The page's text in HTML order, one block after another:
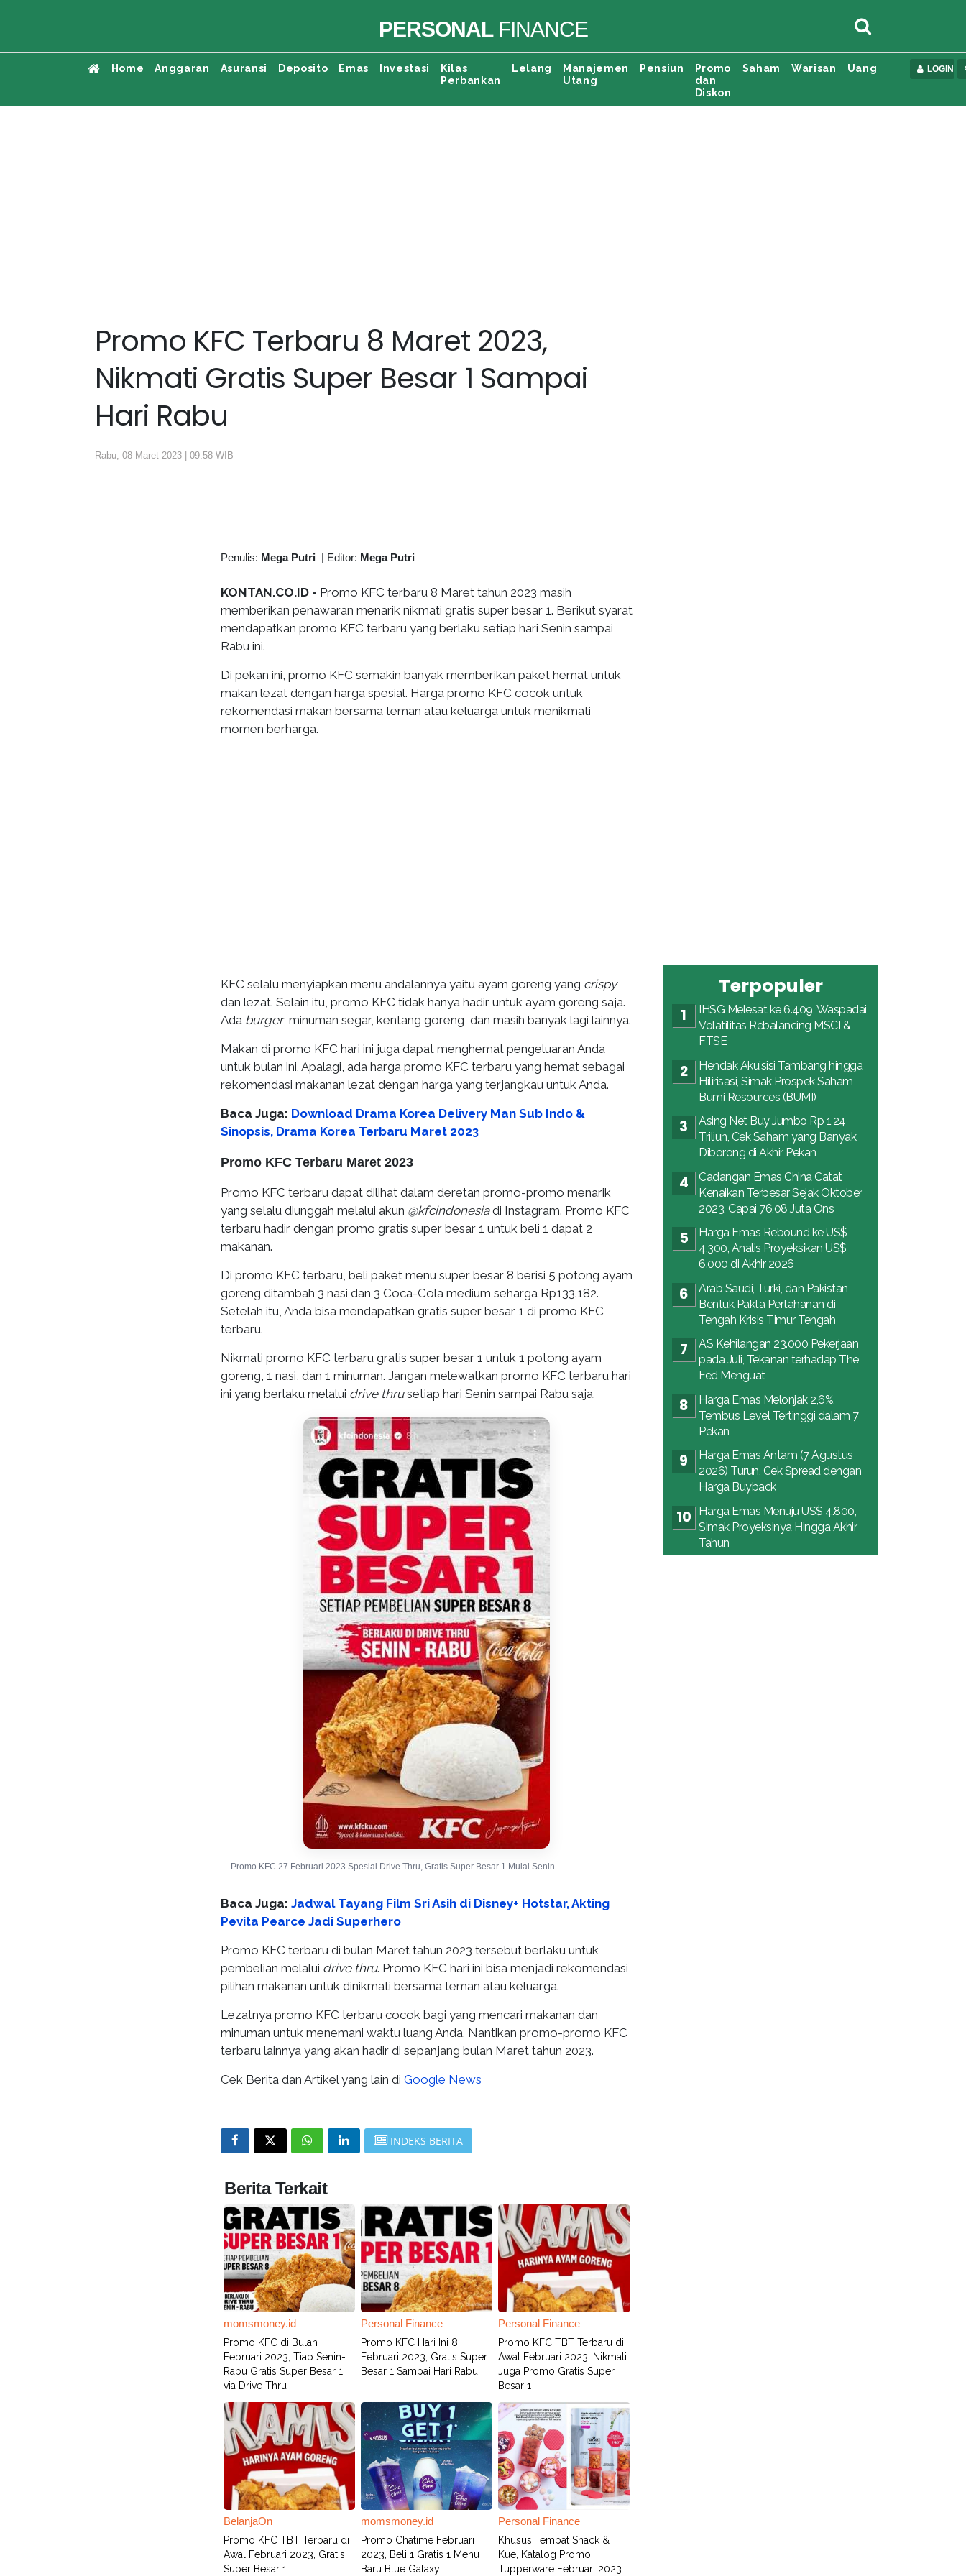
PERSONALFINANCE
Home Anggaran Asuransi Deposito Emas Investasi
Kilas
Perbankan
Lelang
Manajemen
Utang
Pensiun
Promo
dan
Diskon
Saham Warisan Uang LOGIN
Promo KFC Terbaru 8 Maret 2023,
Nikmati Gratis Super Besar 1 Sampai
Hari Rabu
Rabu, 08 Maret 2023 | 09:58 WIB
Penulis: Mega Putri | Editor: Mega Putri
KONTAN.CO.ID - Promo KFC terbaru 8 Maret tahun 2023 masih
memberikan penawaran menarik nikmati gratis super besar 1. Berikut syarat
mendapatkan promo KFC terbaru yang berlaku setiap hari Senin sampai
Rabu ini.
Di pekan ini, promo KFC semakin banyak memberikan paket hemat untuk
makan lezat dengan harga spesial. Harga promo KFC cocok untuk
rekomendasi makan bersama teman atau keluarga untuk menikmati
momen berharga.
KFC selalu menyiapkan menu andalannya yaitu ayam goreng yang crispy
dan lezat. Selain itu, promo KFC tidak hanya hadir untuk ayam goreng saja.
Ada burger, minuman segar, kentang goreng, dan masih banyak lagi lainnya.
Makan di promo KFC hari ini juga dapat menghemat pengeluaran Anda
untuk bulan ini. Apalagi, ada harga promo KFC terbaru yang hemat sebagai
rekomendasi makanan lezat dengan harga yang terjangkau untuk Anda.
Baca Juga: Download Drama Korea Delivery Man Sub Indo &
Sinopsis, Drama Korea Terbaru Maret 2023
Promo KFC Terbaru Maret 2023
Promo KFC terbaru dapat dilihat dalam deretan promo-promo menarik
yang selalu diunggah melalui akun @kfcindonesiadi Instagram. Promo KFC
terbaru hadir dengan promo gratis super besar 1 untuk beli 1 dapat 2
makanan.
Di promo KFC terbaru, beli paket menu super besar 8 berisi 5 potong ayam
goreng ditambah 3 nasi dan 3 Coca-Cola medium seharga Rp133.182.
Setelah itu, Anda bisa mendapatkan gratis super besar 1 di promo KFC
terbaru.
Nikmati promo KFC terbaru gratis super besar 1 untuk 1 potong ayam
goreng, 1 nasi, dan 1 minuman. Jangan melewatkan promo KFC terbaru hari
ini yang berlaku melalui drive thrusetiap hari Senin sampai Rabu saja.
Promo KFC 27 Februari 2023 Spesial Drive Thru, Gratis Super Besar 1 Mulai Senin
Baca Juga: Jadwal Tayang Film Sri Asih di Disney+ Hotstar, Akting
Pevita Pearce Jadi Superhero
Promo KFC terbaru di bulan Maret tahun 2023 tersebut berlaku untuk
pembelian melalui drive thru. Promo KFC hari ini bisa menjadi rekomendasi
pilihan makanan untuk dinikmati bersama teman atau keluarga.
Lezatnya promo KFC terbaru cocok bagi yang mencari makanan dan
minuman untuk menemani waktu luang Anda. Nantikan promo-promo KFC
terbaru lainnya yang akan hadir di sepanjang bulan Maret tahun 2023.
Cek Berita dan Artikel yang lain di Google News
INDEKS BERITA
Berita Terkait
momsmoney.id
Promo KFC di Bulan
Februari 2023, Tiap Senin-
Rabu Gratis Super Besar 1
via Drive Thru
Personal Finance
Promo KFC Hari Ini 8
Februari 2023, Gratis Super
Besar 1 Sampai Hari Rabu
Personal Finance
Promo KFC TBT Terbaru di
Awal Februari 2023, Nikmati
Juga Promo Gratis Super
Besar 1
BelanjaOn
Promo KFC TBT Terbaru di
Awal Februari 2023, Gratis
Super Besar 1
momsmoney.id
Promo Chatime Februari
2023, Beli 1 Gratis 1 Menu
Baru Blue Galaxy
Personal Finance
Khusus Tempat Snack &
Kue, Katalog Promo
Tupperware Februari 2023
Terpopuler
IHSG Melesat ke 6.409, Waspadai
Volatilitas Rebalancing MSCI &
FTSE
Hendak Akuisisi Tambang hingga
Hilirisasi, Simak Prospek Saham
Bumi Resources (BUMI)
Asing Net Buy Jumbo Rp 1,24
Triliun, Cek Saham yang Banyak
Diborong di Akhir Pekan
Cadangan Emas China Catat
Kenaikan Terbesar Sejak Oktober
2023, Capai 76,08 Juta Ons
Harga Emas Rebound ke US$
4.300, Analis Proyeksikan US$
6.000 di Akhir 2026
Arab Saudi, Turki, dan Pakistan
Bentuk Pakta Pertahanan di
Tengah Krisis Timur Tengah
AS Kehilangan 23.000 Pekerjaan
pada Juli, Tekanan terhadap The
Fed Menguat
Harga Emas Melonjak 2,6%,
Tembus Level Tertinggi dalam 7
Pekan
Harga Emas Antam (7 Agustus
2026) Turun, Cek Spread dengan
Harga Buyback
Harga Emas Menuju US$ 4.800,
Simak Proyeksinya Hingga Akhir
Tahun